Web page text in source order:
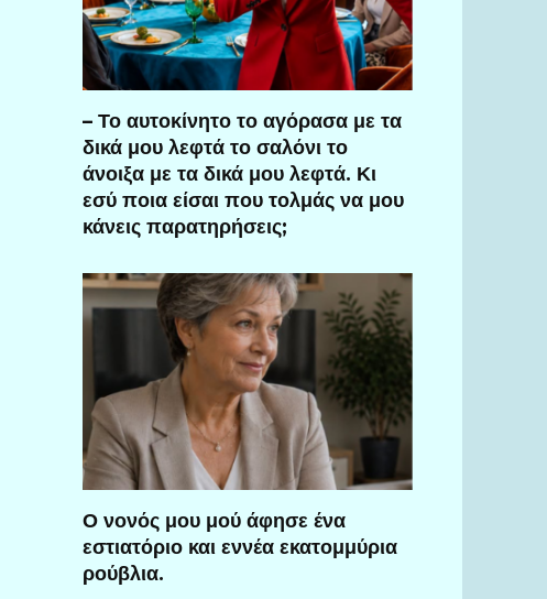
– Το αυτοκίνητο το αγόρασα με τα
δικά μου λεφτά το σαλόνι το
άνοιξα με τα δικά μου λεφτά. Κι
εσύ ποια είσαι που τολμάς να μου
κάνεις παρατηρήσεις;
Ο νονός μου μού άφησε ένα
εστιατόριο και εννέα εκατομμύρια
ρούβλια.